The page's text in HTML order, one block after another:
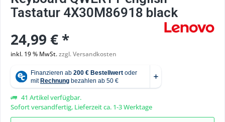
Tastatur 4X30M86918 black
24,99 € *
inkl. 19 % MwSt.zzgl. Versandkosten
41 Artikel verfügbar.
Sofort versandfertig, Lieferzeit ca. 1-3 Werktage